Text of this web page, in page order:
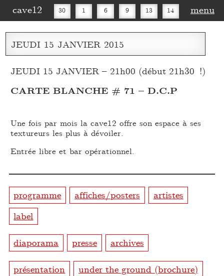
cave12 30 1 6 9 13 14
16 20 27 30
menu
JEUDI 15 JANVIER 2015
JEUDI 15 JANVIER – 21h00 (début 21h30 !)
CARTE BLANCHE # 71 – D.C.P
Une fois par mois la cave12 offre son espace à ses
textureurs les plus à dévoiler.
Entrée libre et bar opérationnel.
programme affiches/posters
artistes
label
diaporama presse archives
présentation
under the ground (brochure)